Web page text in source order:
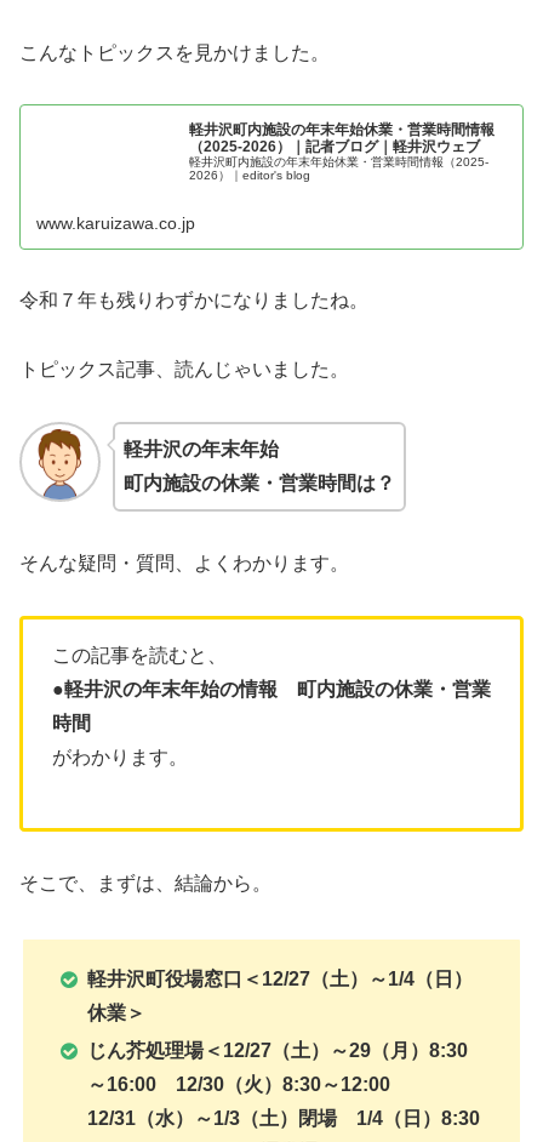
こんなトピックスを見かけました。
軽井沢町内施設の年末年始休業・営業時間情報
（2025-2026）｜記者ブログ｜軽井沢ウェブ
軽井沢町内施設の年末年始休業・営業時間情報（2025-
2026）｜editor's blog
www.karuizawa.co.jp
令和７年も残りわずかになりましたね。
トピックス記事、読んじゃいました。
軽井沢の年末年始
町内施設の休業・営業時間は？
そんな疑問・質問、よくわかります。
この記事を読むと、
●軽井沢の年末年始の情報 町内施設の休業・営業
時間
がわかります。
そこで、まずは、結論から。
軽井沢町役場窓口＜12/27（土）～1/4（日）
休業＞
じん芥処理場＜12/27（土）～29（月）8:30
～16:00 12/30（火）8:30～12:00
12/31（水）～1/3（土）閉場 1/4（日）8:30